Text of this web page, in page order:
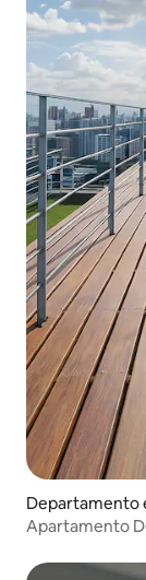
Departamento
Apartamento